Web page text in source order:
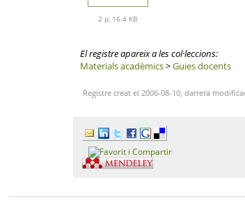
2 p, 16.4 KB
El registre apareix a les col·leccions:
Materials acadèmics>Guies docents
Registre creat el 2006-08-10, darrera